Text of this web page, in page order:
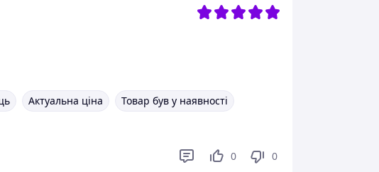
Актуальна ціна
Товар був у наявності
0 0